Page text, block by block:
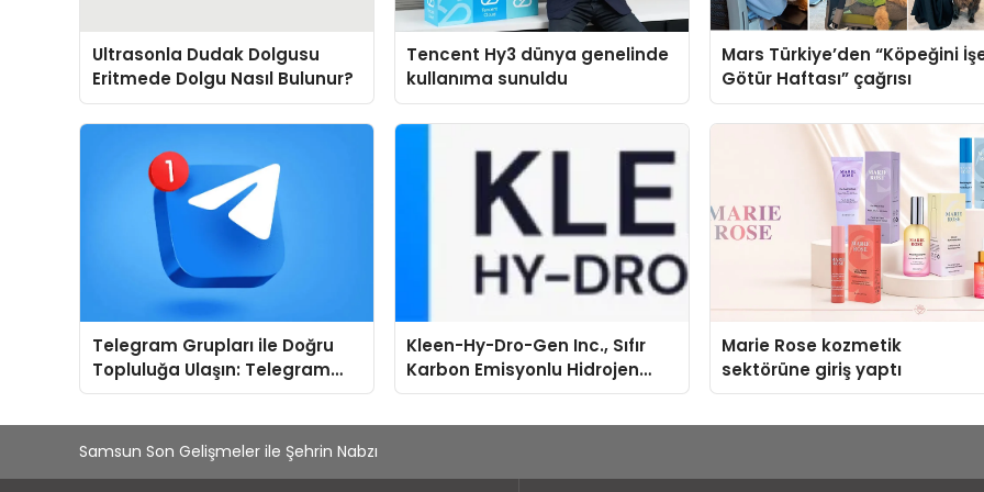
Ultrasonla Dudak Dolgusu
Eritmede Dolgu Nasıl Bulunur?
Tencent Hy3 dünya genelinde
kullanıma sunuldu
Mars Türkiye’den “Köpeğini
Götür Haftası” çağrısı
Telegram Grupları ile Doğru
Topluluğa Ulaşın: Telegram
Gruplarında Doğru Başlangıç
Kleen-Hy-Dro-Gen Inc., Sıfır
Karbon Emisyonlu Hidrojen
Isıtma Teknolojisinde ISO ve
Marie Rose kozmetik
sektörüne giriş yaptı
Samsun Son Gelişmeler ile Şehrin Nabzı